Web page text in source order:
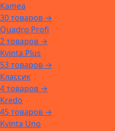
Kamea
30 товаров →
Quadro Profi
2 товаров →
Kvinta Plus
53 товаров →
Классик
4 товаров →
Kredo
45 товаров →
Kvinta Uno